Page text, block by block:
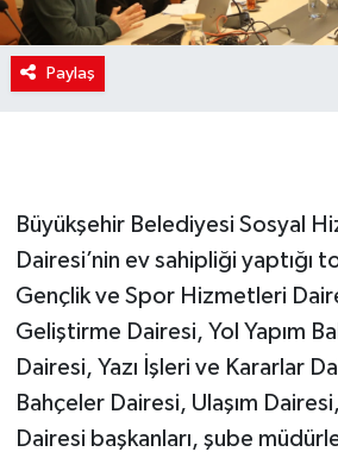
Paylaş
Büyükşehir Belediyesi Sosyal
Dairesi’nin ev sahipliği yaptığı
Gençlik ve Spor Hizmetleri
Geliştirme Dairesi, Yol Yapım
Dairesi, Yazı İşleri ve Kararlar
Bahçeler Dairesi, Ulaşım
Dairesi başkanları, şube